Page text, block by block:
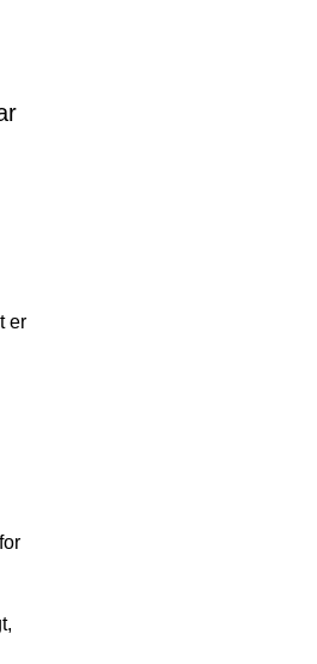
er